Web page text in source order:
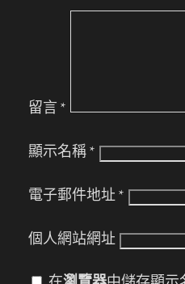
留言 *
顯示名稱 *
電子郵件地址 *
個人網站網址